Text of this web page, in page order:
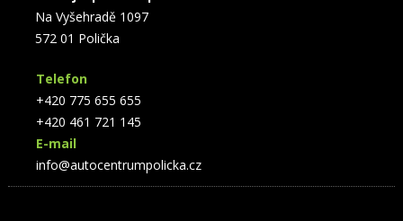
Na Vyšehradě 1097
572 01 Polička
Telefon
+420 775 655 655
+420 461 721 145
E-mail
info@autocentrumpolicka.cz